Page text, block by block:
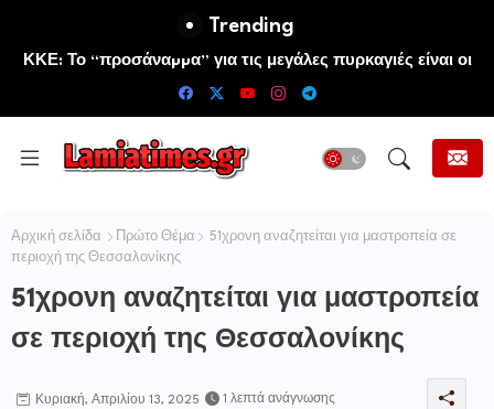
Trending
ΚΚΕ: Το “προσάναµµα” για τις μεγάλες πυρκαγιές είναι οι
τεράστιες ελλείψεις σε µέσα και προσωπικό στην
Αρχική σελίδα Πρώτο Θέμα
51χρονη αναζητείται για μαστροπεία σε
περιοχή της Θεσσαλονίκης
51χρονη αναζητείται για μαστροπεία
σε περιοχή της Θεσσαλονίκης
Κυριακή, Απριλίου 13, 2025 1 λεπτά ανάγνωσης